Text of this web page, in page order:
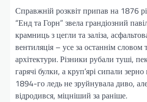
Справжній розквіт припав на 1876
“Енд та Горн” звела грандіозний
крамниць з цегли та заліза,
вентиляція – усе за останнім словом
архітектури. Різники рубали туші,
гарячі булки, а круп’ярі сипали
1894-го ледь не зруйнувала диво,
відродився, міцніший за раніше.